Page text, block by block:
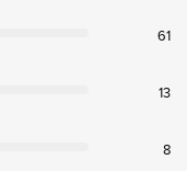
61
13
8